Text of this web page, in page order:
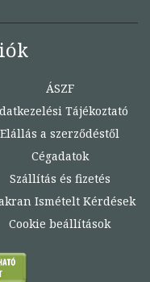
ÁSZF
Tájékoztató
Elállás a szerződéstől
Cégadatok
Szállítás és fizetés
Ismételt Kérdések
Cookie beállítások